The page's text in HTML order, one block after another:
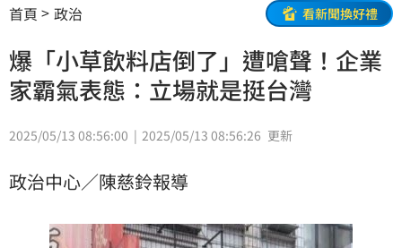
首頁 政治 看新聞換好禮
爆「小草飲料店倒了」遭嗆聲！企業
家霸氣表態：立場就是挺台灣
2025/05/13 08:56:00 2025/05/13 08:56:26 更新
政治中心／陳慈鈴報導